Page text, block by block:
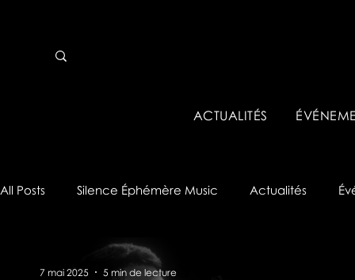
ACTUALITÉS
All Posts Silence Éphémère Music Actualités
Réseau Pro
7 mai 2025 5 min de lecture